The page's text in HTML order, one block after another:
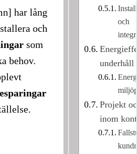
har lång
och
som
behov.
och
underhåll
Projekt
inom